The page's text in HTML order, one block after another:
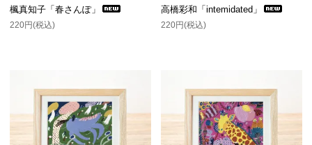
楓真知子「春さんぽ」
220円(税込)
高橋彩和「intemidated」
220円(税込)